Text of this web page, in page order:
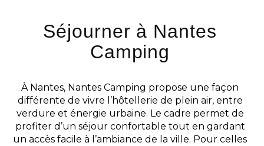
Séjourner à Nantes
Camping
À Nantes, Nantes Camping propose une façon
différente de vivre l’hôtellerie de plein air, entre
verdure et énergie urbaine. Le cadre permet de
profiter d’un séjour confortable tout en gardant
un accès facile à l’ambiance de la ville. Pour celles